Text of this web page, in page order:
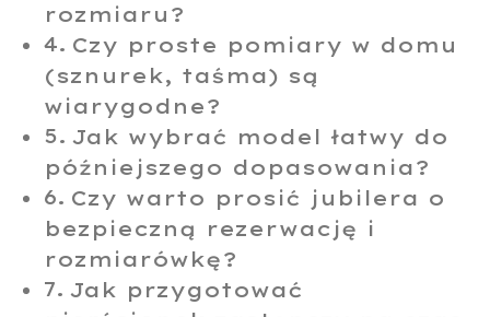
rozmiaru?
Czy proste pomiary w domu
(sznurek, taśma) są
wiarygodne?
Jak wybrać model łatwy do
późniejszego dopasowania?
Czy warto prosić jubilera o
bezpieczną rezerwację i
rozmiarówkę?
Jak przygotować